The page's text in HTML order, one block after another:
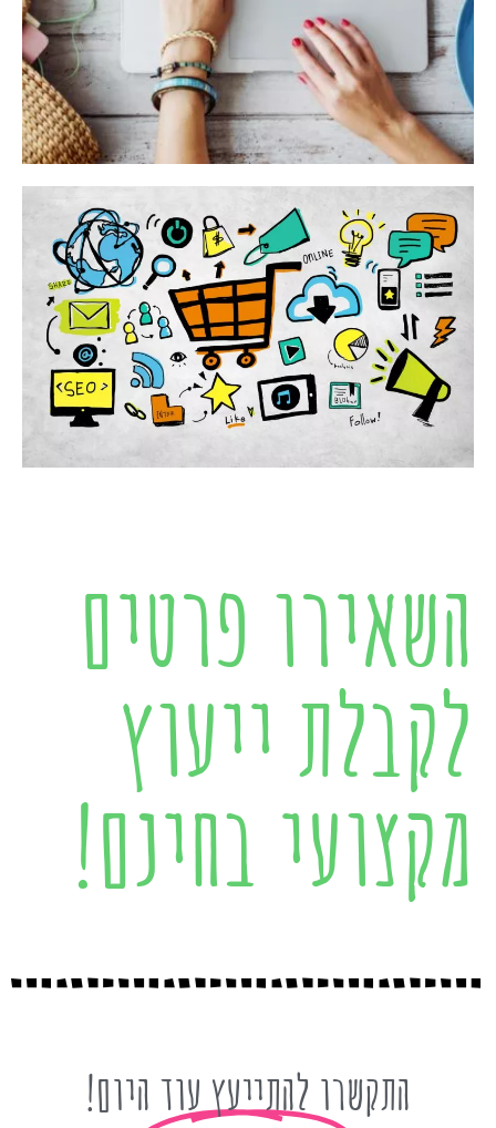
השאירו פרטים
לקבלת ייעוץ
מקצועי בחינם!
התקשרו להתייעץ עוד היום!